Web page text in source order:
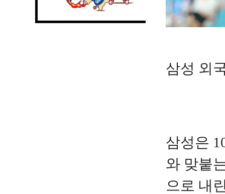
삼성 외
삼성은
와 맞붙
으로 내